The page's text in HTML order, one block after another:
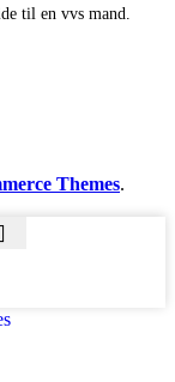
til en vvs mand.
Themes.